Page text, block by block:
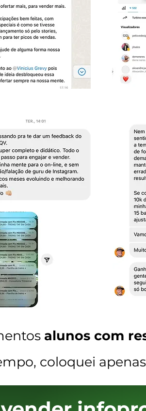
alunos com
coloquei